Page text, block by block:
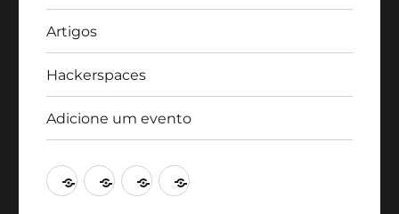
Artigos
Hackerspaces
Adicione um evento